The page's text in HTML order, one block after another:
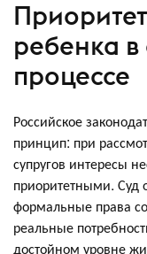
ребенка
процессе
Российское
принцип: при
супругов интересы
приоритетными. Суд
формальные права
реальные
достойном уровне